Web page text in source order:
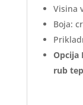
Visina
Boja:
Opcija
rub